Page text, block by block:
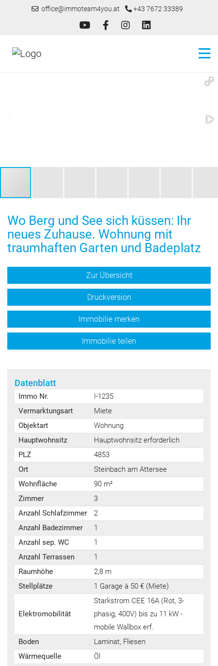
office@immoteam4you.at +43 7672 33389
Wo Berg und See sich küssen: Ihr
neues Zuhause. Wohnung mit
traumhaften Garten und Badeplatz
Zur Übersicht
Druckversion
Immobilie merken
Immobilie teilen
Datenblatt
Immo Nr.
I-1235
Vermarktungsart
Miete
Objektart
Wohnung
Hauptwohnsitz
Hauptwohnsitz erforderlich
PLZ
4853
Ort
Steinbach am Attersee
Wohnfläche
90 m²
Zimmer
3
Anzahl Schlafzimmer
2
Anzahl Badezimmer
1
Anzahl sep. WC
1
Anzahl Terrassen
1
Raumhöhe
2,8 m
Stellplätze
1 Garage à 50 € (Miete)
Elektromobilität
Starkstrom CEE 16A (Rot, 3-
phasig, 400V) bis zu 11 kW -
mobile Wallbox erf.
Boden
Laminat, Fliesen
Wärmequelle
Öl